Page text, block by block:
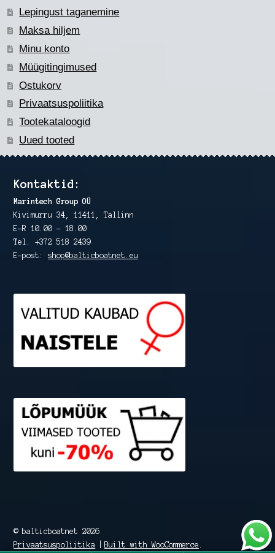
Lepingust taganemine
Maksa hiljem
Minu konto
Müügitingimused
Ostukorv
Privaatsuspoliitika
Tootekataloogid
Uued tooted
Kontaktid:
Marintech Group OÜ
Kivimurru 34, 11411, Tallinn
E-R 10.00 – 18.00
Tel. +372 518 2439
E-post:shop@balticboatnet.eu
© balticboatnet 2026
Privaatsuspoliitika
Built with WooCommerce